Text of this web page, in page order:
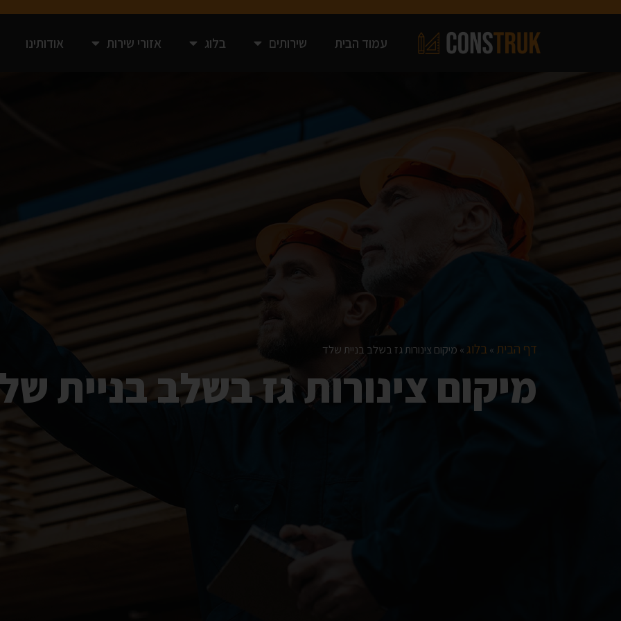
עמוד הבית שירותים בלוג אזורי שירות אודותינו
דף הבית » בלוג » מיקום צינורות גז בשלב בניית שלד
מיקום צינורות גז בשלב בניית